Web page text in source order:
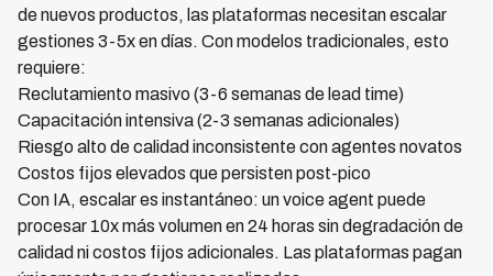
de nuevos productos, las plataformas necesitan escalar
gestiones 3-5x en días. Con modelos tradicionales, esto
requiere:
Reclutamiento masivo (3-6 semanas de lead time)
Capacitación intensiva (2-3 semanas adicionales)
Riesgo alto de calidad inconsistente con agentes novatos
Costos fijos elevados que persisten post-pico
Con IA, escalar es instantáneo: un voice agent puede
procesar 10x más volumen en 24 horas sin degradación de
calidad ni costos fijos adicionales. Las plataformas pagan